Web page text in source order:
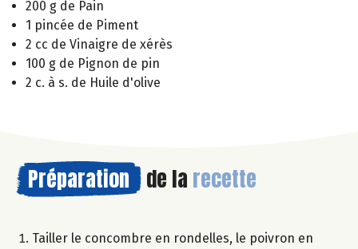
200 g de Pain
1 pincée de Piment
2 cc de Vinaigre de xérès
100 g de Pignon de pin
2 c. à s. de Huile d'olive
Préparation de la recette
Tailler le concombre en rondelles, le poivron en